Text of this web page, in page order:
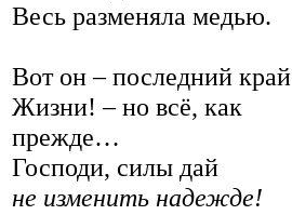
Весь разменяла медью.
Вот он – последний край
Жизни! – но всё, как
прежде…
Господи, силы дай
не изменить надежде!